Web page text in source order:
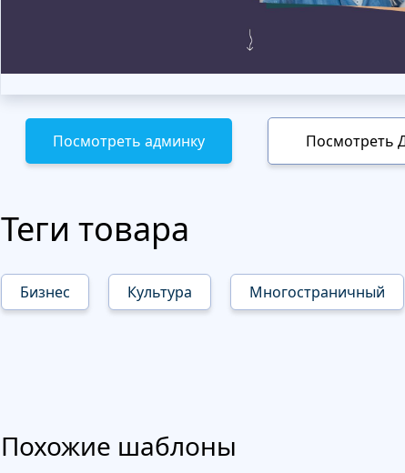
Посмотреть админку Посмотреть
Теги товара
Бизнес Культура Многостраничный
Похожие шаблоны